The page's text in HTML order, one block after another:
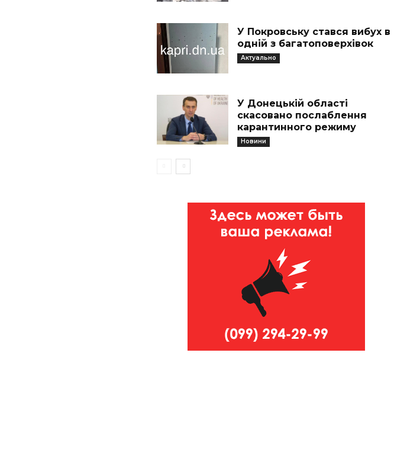
У Покровську стався вибух в
одній з багатоповерхівок
Актуально
У Донецькій області
скасовано послаблення
карантинного режиму
Новини